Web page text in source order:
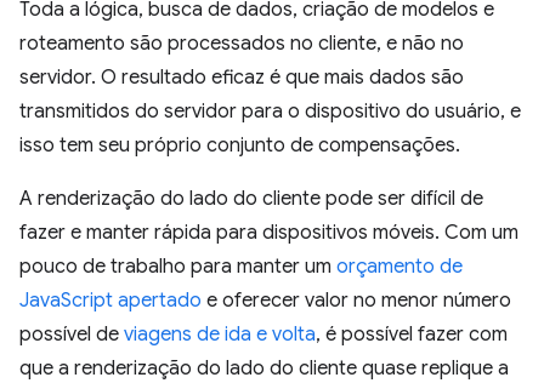
Toda a lógica, busca de dados, criação de modelos e
roteamento são processados no cliente, e não no
servidor. O resultado eficaz é que mais dados são
transmitidos do servidor para o dispositivo do usuário, e
isso tem seu próprio conjunto de compensações.
A renderização do lado do cliente pode ser difícil de
fazer e manter rápida para dispositivos móveis. Com um
pouco de trabalho para manter um orçamento de
JavaScript apertado e oferecer valor no menor número
possível de viagens de ida e volta, é possível fazer com
que a renderização do lado do cliente quase replique a